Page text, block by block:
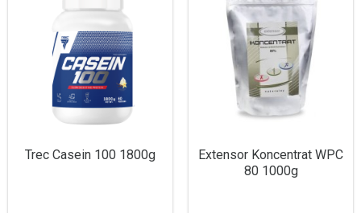
Trec Casein 100 1800g
Extensor Koncentrat WPC
80 1000g